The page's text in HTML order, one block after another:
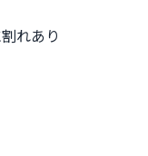
れあり